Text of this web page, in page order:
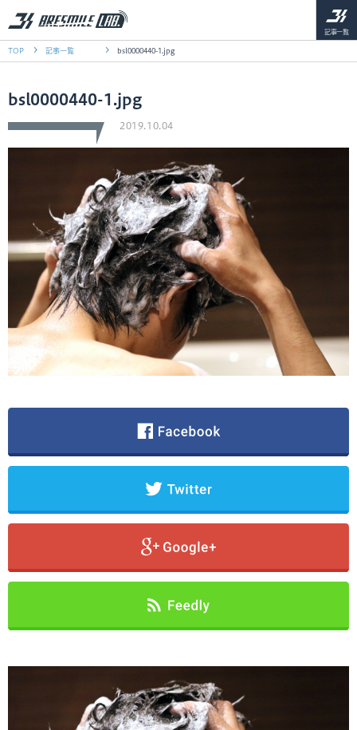
記事一覧
TOP 記事一覧 bsl0000440-1.jpg
bsl0000440-1.jpg
2019.10.04